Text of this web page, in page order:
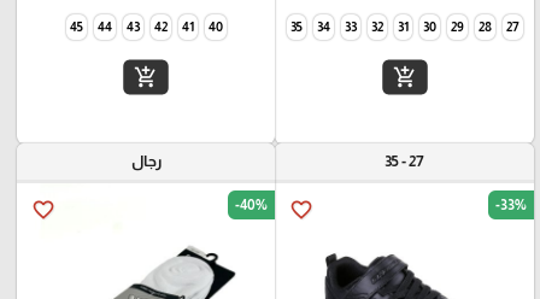
27
28
29
30
31
32
33
34
35
add_shopping_cart
40
41
42
43
44
45
add_shopping_cart
27 - 35
favorite_border -33%
رجال
favorite_border -40%